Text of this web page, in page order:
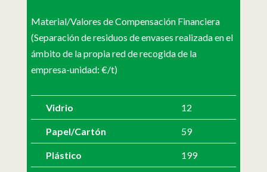
Material/Valores de Compensación Financiera
(Separación de residuos de envases realizada en el
ámbito de la propia red de recogida de la
empresa-unidad: €/t)
Vidrio 12
Papel/Cartón 59
Plástico 199